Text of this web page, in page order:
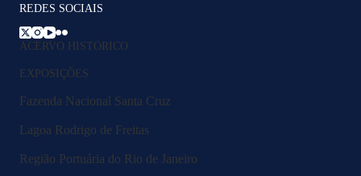
REDES SOCIAIS
ACERVO HISTÓRICO
EXPOSIÇÕES
Fazenda Nacional Santa Cruz
Lagoa Rodrigo de Freitas
Região Portuária do Rio de Janeiro